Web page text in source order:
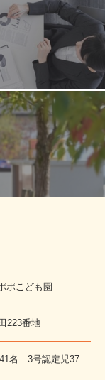
ポこども園
223番地
名 3号認定児37